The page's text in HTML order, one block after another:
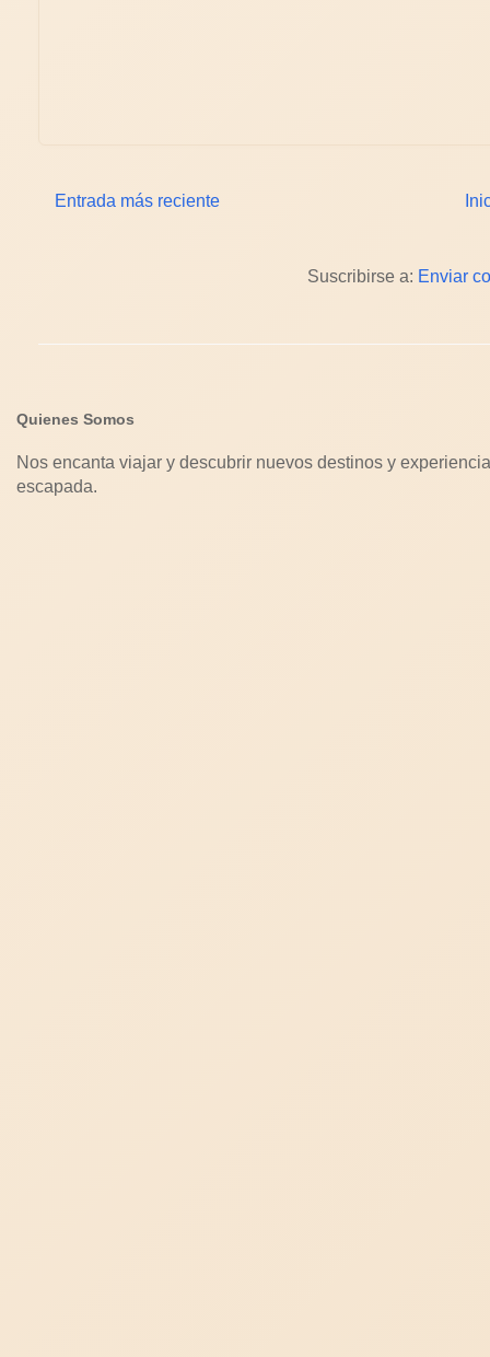
Entrada más reciente
Suscribirse a: Enviar
Quienes Somos
Nos encanta viajar y descubrir nuevos destinos y
escapada.